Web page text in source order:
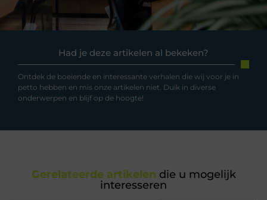
Had je deze artikelen al bekeken?
Ontdek de boeiende en interessante verhalen die wij voor je in
petto hebben en mis onze artikelen niet. Duik in diverse
onderwerpen en blijf op de hoogte!
Gerelateerde artikelen die u mogelijk
interesseren